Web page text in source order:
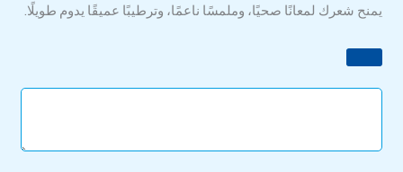
يمنح شعرك لمعانًا صحيًا، وملمسًا ناعمًا، وترطيبًا عميقًا يدوم طويلًا.